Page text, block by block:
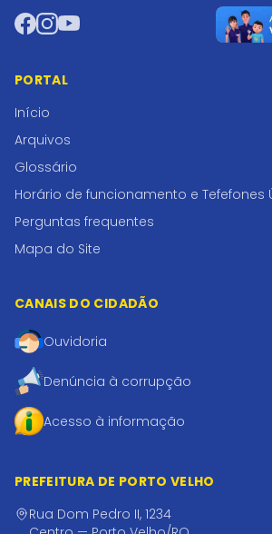
Facebook
Instagram
YouTube
PORTAL
Início
Arquivos
Glossário
Horário de funcionamento e Tefefones
Perguntas frequentes
Mapa do Site
CANAIS DO CIDADÃO
Ouvidoria
Denúncia à corrupção
Acesso à informação
PREFEITURA DE PORTO VELHO
Rua Dom Pedro II, 1234